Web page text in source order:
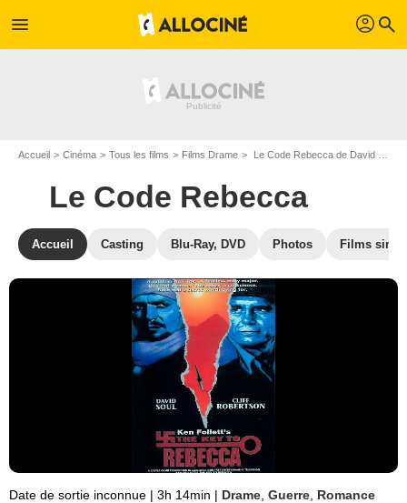
menu profil search
Accueil Cinéma Tous les films Films Drame Le Code Rebecca de David Hemmings
Le Code Rebecca
Accueil Casting Blu-Ray, DVD Photos Films
Date de sortie inconnue | 3h 14min | Drame Guerre Romance